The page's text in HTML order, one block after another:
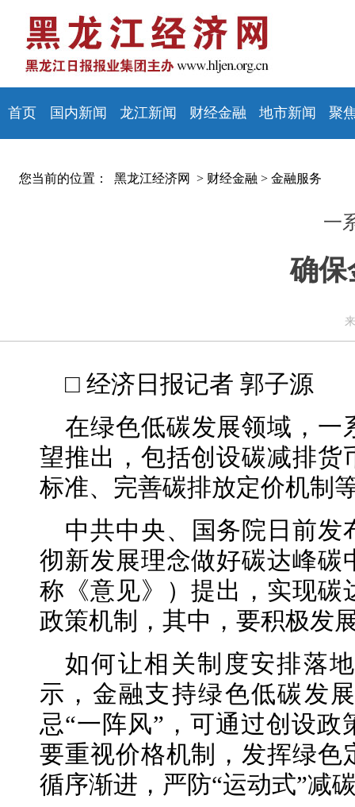
首页 国内新闻 龙江新闻 财经金融 地市新闻 聚
您当前的位置： 黑龙江经济网 > 财经金融 > 金融服务
一
确保
□ 经济日报记者 郭子源
在绿色低碳发展领域，一
望推出，包括创设碳减排货
标准、完善碳排放定价机制
中共中央、国务院日前发
彻新发展理念做好碳达峰碳
称《意见》）提出，实现碳
政策机制，其中，要积极发
如何让相关制度安排落
示，金融支持绿色低碳发
忌“一阵风”，可通过创设
要重视价格机制，发挥绿色
循序渐进，严防“运动式”减